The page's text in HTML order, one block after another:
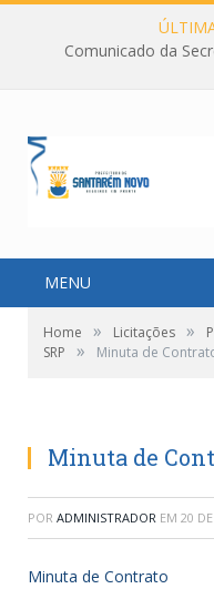
Comunicado da
MENU
Home » Licitações »
SRP
» Minuta de
Minuta de
POR ADMINISTRADOR EM 20
Minuta de Contrato